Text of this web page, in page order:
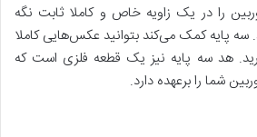
را در یک زاویه خاص و کاملا ثابت نگه
سه پایه کمک می‌کند بتوانید عکس‌هایی کاملا
هد سه پایه نیز یک قطعه فلزی است که
شما را برعهده دارد.